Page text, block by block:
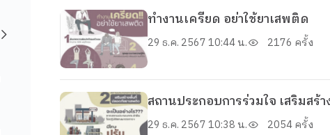
ทำงานเครียด อย่าใช้ยาเสพติด
29 ธ.ค. 2567 10:44 น. 2176 ครั้ง
สถานประกอบการร่วมใจ เสริมส
29 ธ.ค. 2567 10:38 น. 2054 ครั้ง